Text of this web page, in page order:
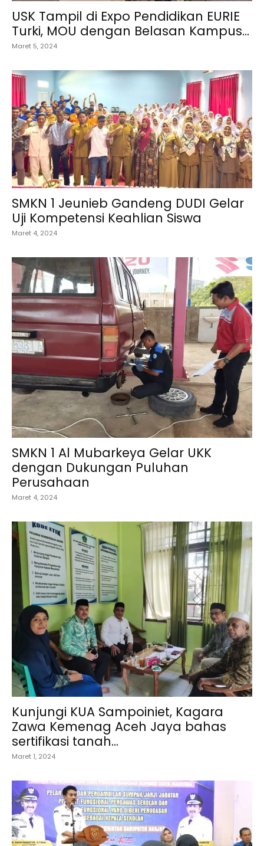
USK Tampil di Expo Pendidikan EURIE
Turki, MOU dengan Belasan Kampus...
Maret 5, 2024
SMKN 1 Jeunieb Gandeng DUDI Gelar
Uji Kompetensi Keahlian Siswa
Maret 4, 2024
SMKN 1 Al Mubarkeya Gelar UKK
dengan Dukungan Puluhan
Perusahaan
Maret 4, 2024
Kunjungi KUA Sampoiniet, Kagara
Zawa Kemenag Aceh Jaya bahas
sertifikasi tanah...
Maret 1, 2024